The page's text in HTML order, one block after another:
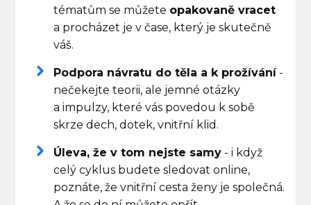
tématům se můžete opakovaně vracet
a procházet je v čase, který je skutečně
váš.
Podpora návratu do těla a k prožívání-
nečekejte teorii, ale jemné otázky
a impulzy, které vás povedou k sobě
skrze dech, dotek, vnitřní klid.
Úleva, že v tom nejste samy - i když
celý cyklus budete sledovat online,
poznáte, že vnitřní cesta ženy je společná.